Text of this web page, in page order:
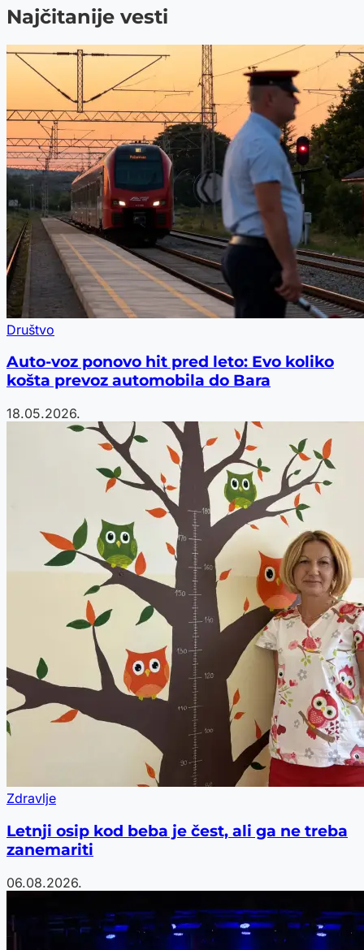
Najčitanije vesti
Društvo
Auto-voz ponovo hit pred leto: Evo koliko
košta prevoz automobila do Bara
18.05.2026.
Zdravlje
Letnji osip kod beba je čest, ali ga ne treba
zanemariti
06.08.2026.